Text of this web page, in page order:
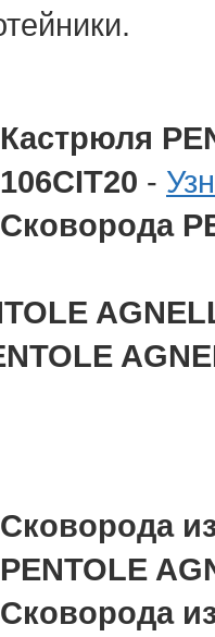
Кастрюля
106CIT20 -
Сковорода
Сковорода
PENTOLE
Сковорода